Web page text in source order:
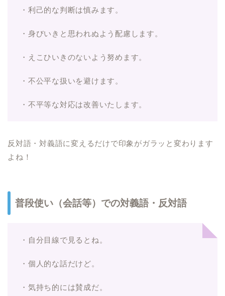
・利己的な判断は慎みます。
・身びいきと思われぬよう配慮します。
・えこひいきのないよう努めます。
・不公平な扱いを避けます。
・不平等な対応は改善いたします。
反対語・対義語に変えるだけで印象がガラッと変わります
よね！
普段使い（会話等）での対義語・反対語
・自分目線で見るとね。
・個人的な話だけど。
・気持ち的には賛成だ。